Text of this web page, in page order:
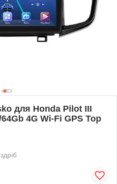
для Honda Pilot III
4G Wi-Fi GPS Top